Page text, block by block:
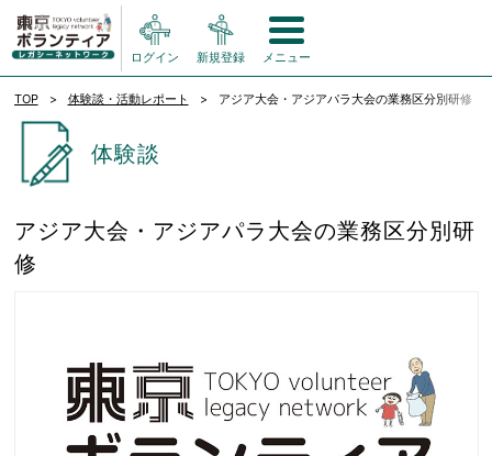
ログイン 新規登録 メニュー
TOP 体験談・活動レポート アジア大会・アジアパラ大会の業務区分別研修
体験談
アジア大会・アジアパラ大会の業務区分別研
修